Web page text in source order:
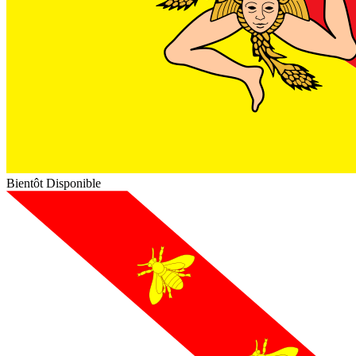
Bientôt Disponible